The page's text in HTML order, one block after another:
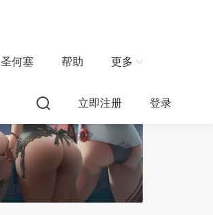
圣何塞 帮助 更多
立即注册 登录